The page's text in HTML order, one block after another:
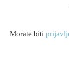
Morate biti